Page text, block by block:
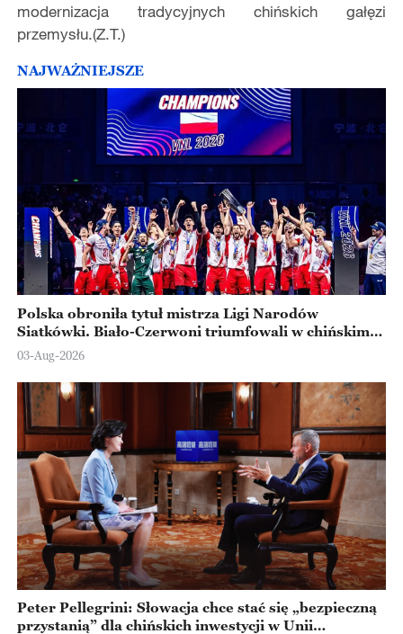
modernizacja tradycyjnych chińskich gałęzi
przemysłu.(Z.T.)
NAJWAŻNIEJSZE
Polska obroniła tytuł mistrza Ligi Narodów
Siatkówki. Biało-Czerwoni triumfowali w chińskim
Ningbo
03-Aug-2026
Peter Pellegrini: Słowacja chce stać się „bezpieczną
przystanią” dla chińskich inwestycji w Unii